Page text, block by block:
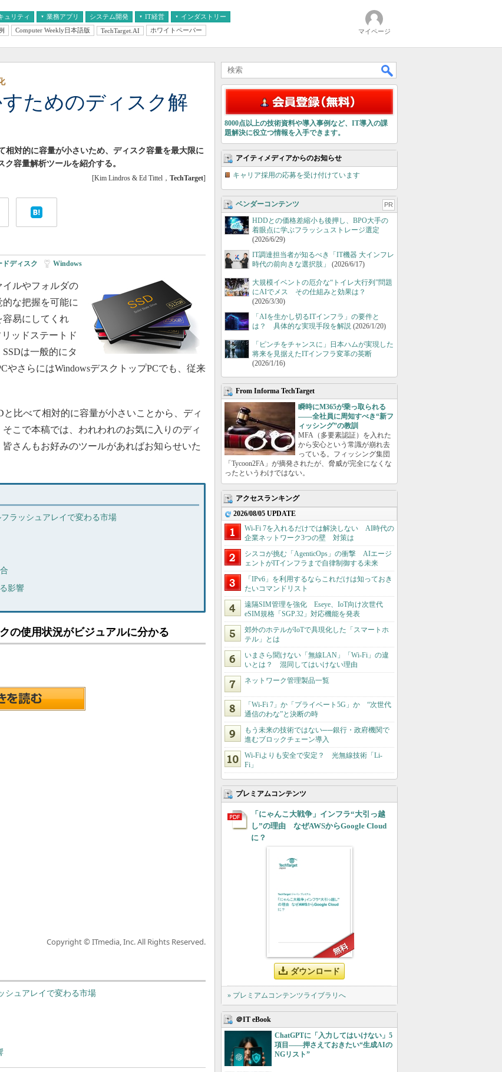
ュリティ 業務アプリ システム開発 IT経営
経営とIT
インダストリー
医療IT
Computer Weekly日本語版 TechTarget.AI ホワイトペーパー マイページ
ためのディスク解
相対的に容量が小さいため、ディスク容量を最大限に
容量解析ツールを紹介する。
[Kim Lindros & Ed Tittel， TechTarget]
ドディスク Windows
ルやフォルダの
な把握を可能に
容易にしてくれ
ッドステートド
は一般的にタ
やさらにはWindowsデスクトップPCでも、従来
比べて相対的に容量が小さいことから、ディ
こで本稿では、われわれのお気に入りのディ
さんもお好みのツールがあればお知らせいた
ラッシュアレイで変わる市場
影響
の使用状況がビジュアルに分かる
Copyright © ITmedia, Inc. All Rights Reserved.
ュアレイで変わる市場
8000点以上の技術資料や導入事例など、IT導入の課
題解決に役立つ情報を入手できます。
アイティメディアからのお知らせ
キャリア採用の応募を受け付けています
ベンダーコンテンツ PR
HDDとの価格差縮小も後押し、BPO大手の
着眼点に学ぶフラッシュストレージ選定
(2026/6/29)
IT調達担当者が知るべき「IT機器 大インフレ
時代の前向きな選択肢」
(2026/6/17)
大規模イベントの厄介な“トイレ大行列”問題
にAIでメス その仕組みと効果は？
(2026/3/30)
「AIを生かし切るITインフラ」の要件と
は？ 具体的な実現手段を解説 (2026/1/20)
「ピンチをチャンスに」日本ハムが実現した
将来を見据えたITインフラ変革の英断
(2026/1/16)
From Informa TechTarget
瞬時にM365が乗っ取られる
――全社員に周知すべき“新フ
ィッシング”の教訓
MFA（多要素認証）を入れた
から安心という常識が崩れ去
っている。フィッシング集団
「Tycoon2FA」が摘発されたが、脅威が完全になくな
ったというわけではない。
アクセスランキング
2026/08/05 UPDATE
Wi-Fi 7を入れるだけでは解決しない AI時代の
企業ネットワーク3つの壁 対策は
シスコが挑む「AgenticOps」の衝撃 AIエージ
ェントがITインフラまで自律制御する未来
「IPv6」を利用するならこれだけは知っておき
たいコマンドリスト
遠隔SIM管理を強化 Eseye、IoT向け次世代
eSIM規格「SGP.32」対応機能を発表
郊外のホテルがIoTで具現化した「スマートホ
テル」とは
いまさら聞けない「無線LAN」「Wi-Fi」の違
いとは？ 混同してはいけない理由
ネットワーク管理製品一覧
「Wi-Fi 7」か「プライベート5G」か “次世代
通信のわな”と決断の時
もう未来の技術ではない──銀行・政府機関で
進むブロックチェーン導入
Wi-Fiよりも安全で安定？ 光無線技術「Li-
Fi」
プレミアムコンテンツ
「にゃんこ大戦争」インフラ“大引っ越
し”の理由 なぜAWSからGoogle Cloud
に？
ダウンロード
» プレミアムコンテンツライブラリへ
＠IT eBook
ChatGPTに「入力してはいけない」5
項目――押さえておきたい“生成AIの
NGリスト”